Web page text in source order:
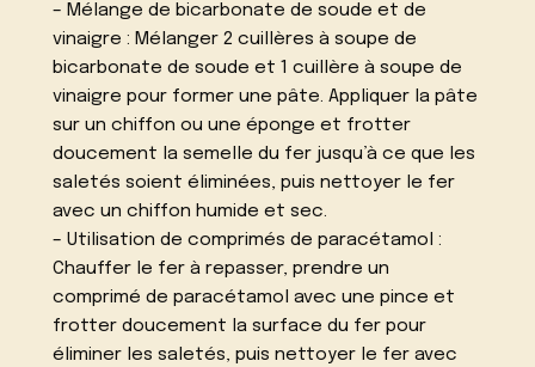
– Mélange de bicarbonate de soude et de
vinaigre : Mélanger 2 cuillères à soupe de
bicarbonate de soude et 1 cuillère à soupe de
vinaigre pour former une pâte. Appliquer la pâte
sur un chiffon ou une éponge et frotter
doucement la semelle du fer jusqu’à ce que les
saletés soient éliminées, puis nettoyer le fer
avec un chiffon humide et sec.
– Utilisation de comprimés de paracétamol :
Chauffer le fer à repasser, prendre un
comprimé de paracétamol avec une pince et
frotter doucement la surface du fer pour
éliminer les saletés, puis nettoyer le fer avec